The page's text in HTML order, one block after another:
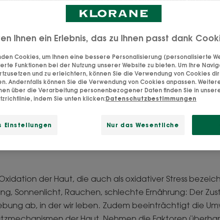
Oxidation der Haut?
steckt das Wort Oxidation. Schauen wir uns
genauer an, das zu oxidativem Stress führen und
der Haut, die auch als oxidativer Stress
Sonnenlicht, Rauchen, schlechte Ernährung: Der
ab, in der wir leben. Zudem beeinträchtigt die
Ihnen ein Erlebnis, das zu Ihnen passt dank
Cookies, um Ihnen eine bessere Personalisierung (personalisierte
Funktionen bei der Nutzung unserer Website zu bieten. Um Ihre
und zu erleichtern, können Sie die Verwendung von Cookies
Andernfalls können Sie die Verwendung von Cookies anpassen.
über die Verarbeitung personenbezogener Daten finden Sie in
indem Sie unten klicken:Datenschutzbestimmungen
Einstellungen Nur das Wesentliche